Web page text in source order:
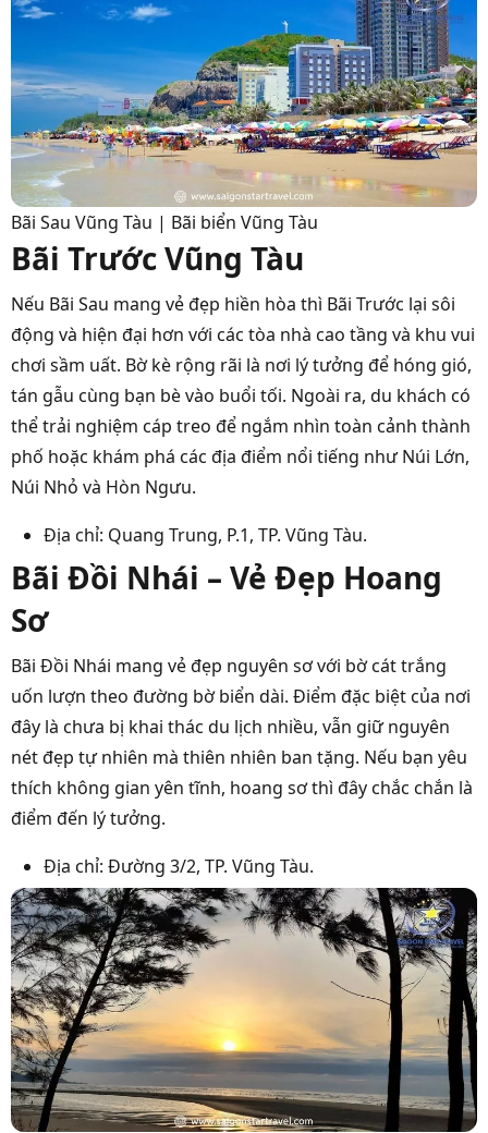
Bãi Sau Vũng Tàu | Bãi biển Vũng Tàu
Bãi Trước Vũng Tàu
Nếu Bãi Sau mang vẻ đẹp hiền hòa thì Bãi Trước lại sôi
động và hiện đại hơn với các tòa nhà cao tầng và khu vui
chơi sầm uất. Bờ kè rộng rãi là nơi lý tưởng để hóng gió,
tán gẫu cùng bạn bè vào buổi tối. Ngoài ra, du khách có
thể trải nghiệm cáp treo để ngắm nhìn toàn cảnh thành
phố hoặc khám phá các địa điểm nổi tiếng như Núi Lớn,
Núi Nhỏ và Hòn Ngưu.
Địa chỉ: Quang Trung, P.1, TP. Vũng Tàu.
Bãi Đồi Nhái – Vẻ Đẹp Hoang
Sơ
Bãi Đồi Nhái mang vẻ đẹp nguyên sơ với bờ cát trắng
uốn lượn theo đường bờ biển dài. Điểm đặc biệt của nơi
đây là chưa bị khai thác du lịch nhiều, vẫn giữ nguyên
nét đẹp tự nhiên mà thiên nhiên ban tặng. Nếu bạn yêu
thích không gian yên tĩnh, hoang sơ thì đây chắc chắn là
điểm đến lý tưởng.
Địa chỉ: Đường 3/2, TP. Vũng Tàu.